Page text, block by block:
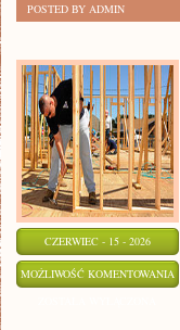
POSTED BY ADMIN
CZERWIEC - 15 - 2026
MOŻLIWOŚĆ KOMENTOWANIA